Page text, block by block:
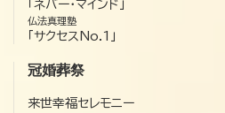
「ネバー・マインド」
仏法真理塾
「サクセスNo.1」
冠婚葬祭
来世幸福セレモニー